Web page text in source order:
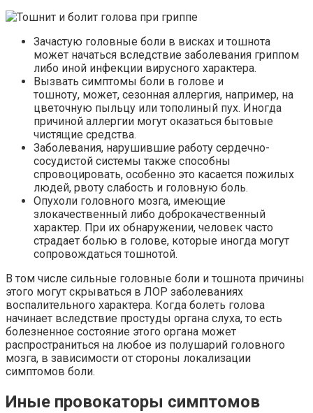
Зачастую головные боли в висках и тошнота
может начаться вследствие заболевания гриппом
либо иной инфекции вирусного характера.
Вызвать симптомы боли в голове и
тошноту, может, сезонная аллергия, например, на
цветочную пыльцу или тополиный пух. Иногда
причиной аллергии могут оказаться бытовые
чистящие средства.
Заболевания, нарушившие работу сердечно-
сосудистой системы также способны
спровоцировать, особенно это касается пожилых
людей, рвоту слабость и головную боль.
Опухоли головного мозга, имеющие
злокачественный либо доброкачественный
характер. При их обнаружении, человек часто
страдает болью в голове, которые иногда могут
сопровождаться тошнотой.
В том числе сильные головные боли и тошнота причины
этого могут скрываться в ЛОР заболеваниях
воспалительного характера. Когда болеть голова
начинает вследствие простуды органа слуха, то есть
болезненное состояние этого органа может
распространиться на любое из полушарий головного
мозга, в зависимости от стороны локализации
симптомов боли.
Иные провокаторы симптомов